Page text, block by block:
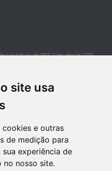
site usa
cookies e outras
de medição para
sua experiência de
no nosso site.
o estatuto de PME Lider desde 2016